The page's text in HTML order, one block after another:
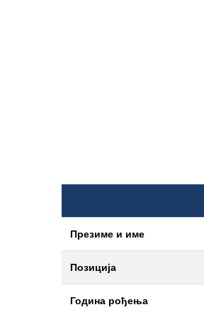
Презиме и име
Позиција
Година рођења